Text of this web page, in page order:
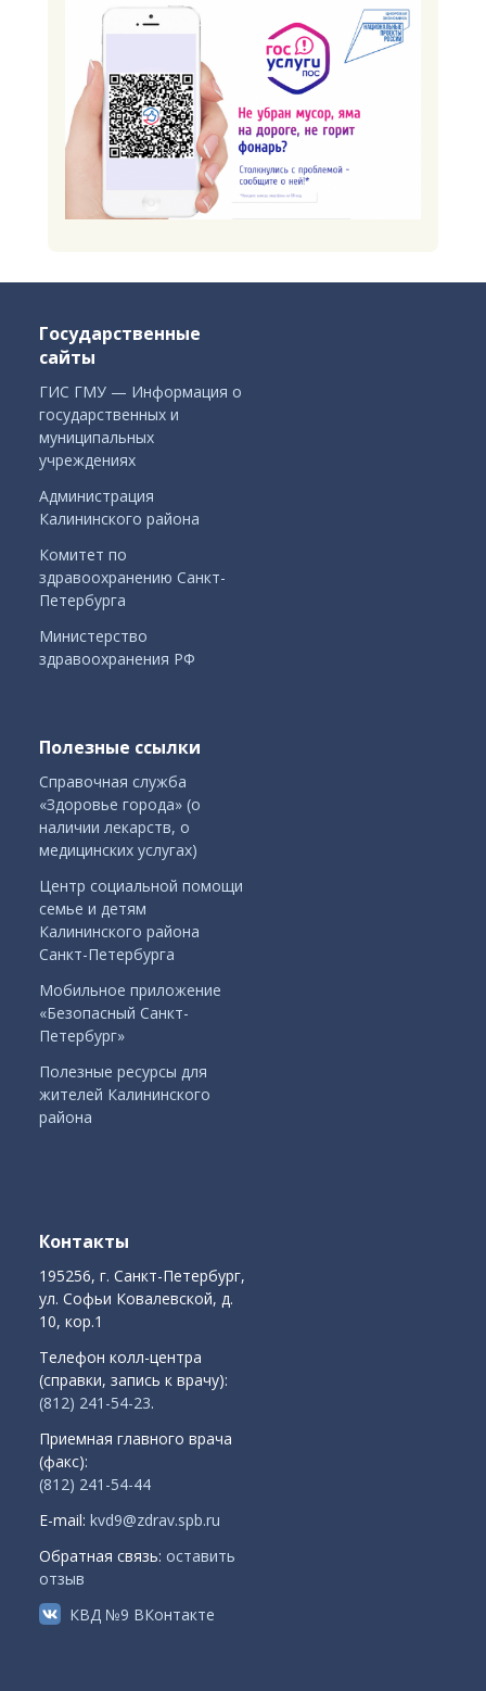
Государственные
сайты
ГИС ГМУ — Информация о
государственных и
муниципальных
учреждениях
Администрация
Калининского района
Комитет по
здравоохранению Санкт-
Петербурга
Министерство
здравоохранения РФ
Полезные ссылки
Справочная служба
«Здоровье города» (о
наличии лекарств, о
медицинских услугах)
Центр социальной помощи
семье и детям
Калининского района
Санкт-Петербурга
Мобильное приложение
«Безопасный Санкт-
Петербург»
Полезные ресурсы для
жителей Калининского
района
Контакты
195256, г. Санкт-Петербург,
ул. Софьи Ковалевской, д.
10, кор.1
Телефон колл-центра
(справки, запись к врачу):
(812) 241-54-23.
Приемная главного врача
(факс):
(812) 241-54-44
E-mail: kvd9@zdrav.spb.ru
Обратная связь: оставить
отзыв
КВД №9 ВКонтакте